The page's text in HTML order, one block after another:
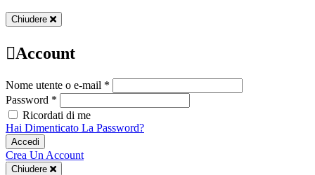
Chiudere
Account
Nome utente o e-mail *
Password *
Ricordati di me
Hai Dimenticato La Password?
Accedi
Crea Un Account
Chiudere